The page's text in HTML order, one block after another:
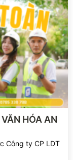
HÓA AN
Công ty CP LDT